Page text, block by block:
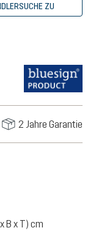
ZU
2 Jahre Garantie
B x T) cm